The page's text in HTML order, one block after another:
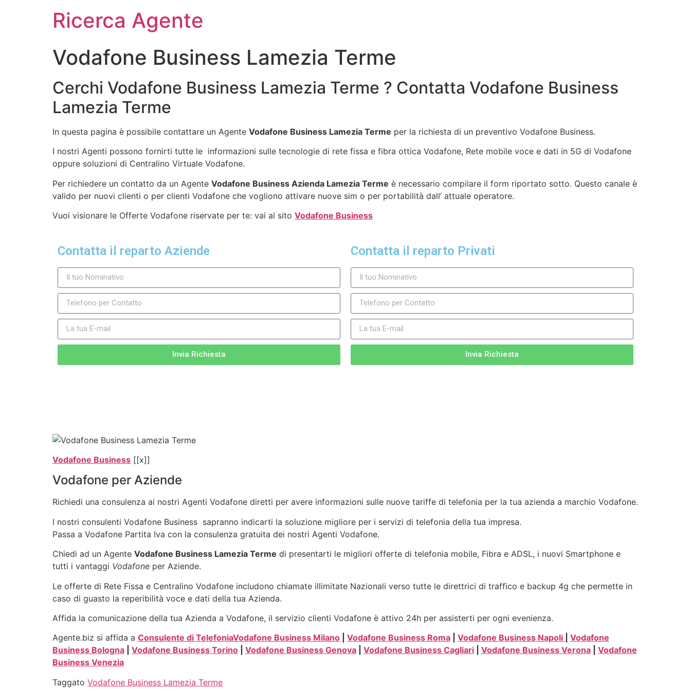
Ricerca Agente
Vodafone Business Lamezia Terme
Cerchi Vodafone Business Lamezia Terme ? Contatta Vodafone Business
Lamezia Terme
In questa pagina è possibile contattare un Agente Vodafone Business Lamezia Terme per la richiesta di un preventivo Vodafone Business.
I nostri Agenti possono fornirti tutte le informazioni sulle tecnologie di rete fissa e fibra ottica Vodafone, Rete mobile voce e dati in 5G di Vodafone
oppure soluzioni di Centralino Virtuale Vodafone.
Per richiedere un contatto da un Agente Vodafone Business Azienda Lamezia Terme è necessario compilare il form riportato sotto. Questo canale è
valido per nuovi clienti o per clienti Vodafone che vogliono attivare nuove sim o per portabilità dall’ attuale operatore.
Vuoi visionare le Offerte Vodafone riservate per te: vai al sito Vodafone Business
Contatta il reparto Aziende
Invia Richiesta
Contatta il reparto Privati
Invia Richiesta
Vodafone Business [[x]]
Vodafone per Aziende
Richiedi una consulenza ai nostri Agenti Vodafone diretti per avere informazioni sulle nuove tariffe di telefonia per la tua azienda a marchio Vodafone.
I nostri consulenti Vodafone Business sapranno indicarti la soluzione migliore per i servizi di telefonia della tua impresa.
Passa a Vodafone Partita Iva con la consulenza gratuita dei nostri Agenti Vodafone.
Chiedi ad un Agente Vodafone Business Lamezia Terme di presentarti le migliori offerte di telefonia mobile, Fibra e ADSL, i nuovi Smartphone e
tutti i vantaggi Vodafone per Aziende.
Le offerte di Rete Fissa e Centralino Vodafone includono chiamate illimitate Nazionali verso tutte le direttrici di traffico e backup 4g che permette in
caso di guasto la reperibilità voce e dati della tua Azienda.
Affida la comunicazione della tua Azienda a Vodafone, il servizio clienti Vodafone è attivo 24h per assisterti per ogni evenienza.
Agente.biz si affida a Consulente di TelefoniaVodafone Business Milano Vodafone Business Roma Vodafone Business Napoli
Vodafone
Business Bologna
Vodafone Business Torino Vodafone Business Genova Vodafone Business Cagliari Vodafone Business Verona
Vodafone
Business Venezia
Taggato Vodafone Business Lamezia Terme